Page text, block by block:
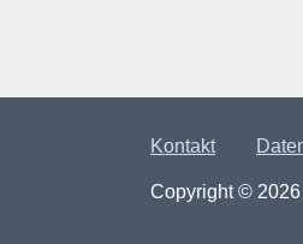
Kontakt
Copyright ©